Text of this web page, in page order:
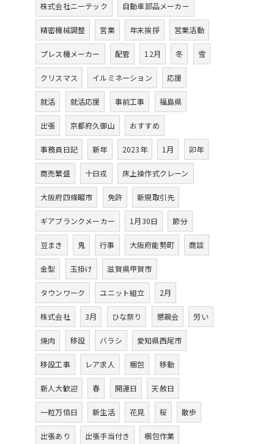
株式会社ニーテック 自動車部品メーカー
精密機械調整 営業 年末挨拶 営業活動
プレス機メーカー 配管 12月 冬 雪
クリスマス イルミネーション 応援
就活 就活応援 事前工事 福島県
出張 京都府久御山 おすすめ
事務員日記 新年 2023年 1月 卯年
商売繁盛 十日戎 床上操作式クレーン
大阪府四條畷市 免許 新規取引先
ギアブランクメーカー 1月30日 節分
豆まき 鬼 行事 大阪府能勢町 商談
金型 玉掛け 滋賀県甲賀市
タウンワーク ユニット組立 2月
株式会社 3月 ひな祭り 懇親会 労い
焼肉 移設 バラシ 愛知県西尾市
移設工事 レア求人 梱包 移動
新人大歓迎 春 開運日 天赦日
一粒万倍日 新生活 花見 桜 散歩
出張あり 出張手当付き 梱包作業